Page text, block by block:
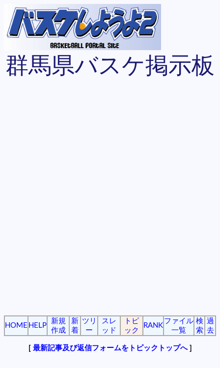
群馬県バスケ掲示板
HOME HELP
新規
作成
新
着
ツリ
ー
スレ
ッド
トピ
ック
RANK
ファイル
一覧
検
索
過
去
[ 最新記事及び返信フォームをトピックトップへ]